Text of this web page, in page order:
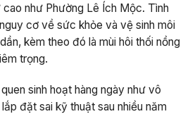
như Phường Lê Ích Mộc. Tình
cơ về sức khỏe và vệ sinh môi
kèm theo đó là mùi hôi thối nồng
trọng.
sinh hoạt hàng ngày như vô
đặt sai kỹ thuật sau nhiều năm